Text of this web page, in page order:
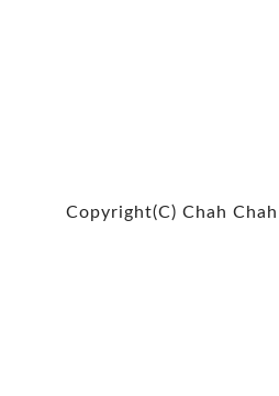
Copyright(C) Chah